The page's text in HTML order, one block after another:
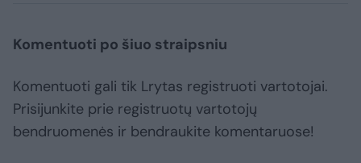
Komentuoti po šiuo straipsniu
Komentuoti gali tik Lrytas registruoti vartotojai.
Prisijunkite prie registruotų vartotojų
bendruomenės ir bendraukite komentaruose!